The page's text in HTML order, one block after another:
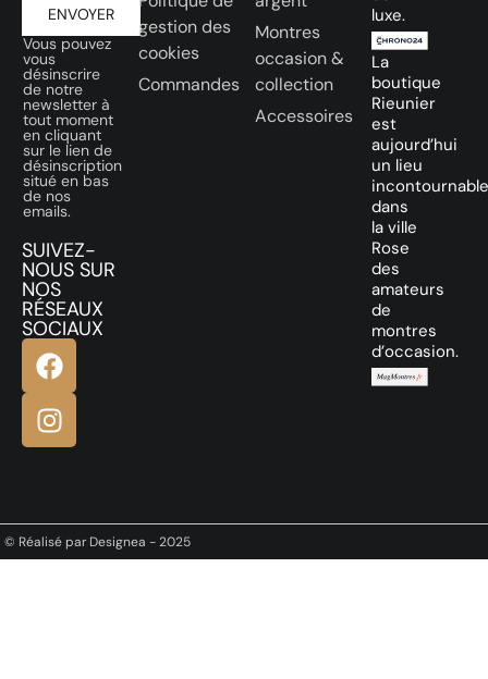
ENVOYER
Vous pouvez
vous
désinscrire
de notre
newsletter à
tout moment
en cliquant
sur le lien de
désinscription
situé en bas
de nos
emails.
SUIVEZ-
NOUS SUR
NOS
RÉSEAUX
SOCIAUX
gestion des
cookies
Commandes
Montres
occasion &
collection
Accessoires
luxe.
La
boutique
Rieunier
est
aujourd’hui
un lieu
incontournable
dans
la ville
Rose
des
amateurs
de
montres
d’occasion.
© Réalisé par Designea - 2025